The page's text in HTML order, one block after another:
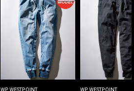
WP WESTPOINT WP WESTPOINT